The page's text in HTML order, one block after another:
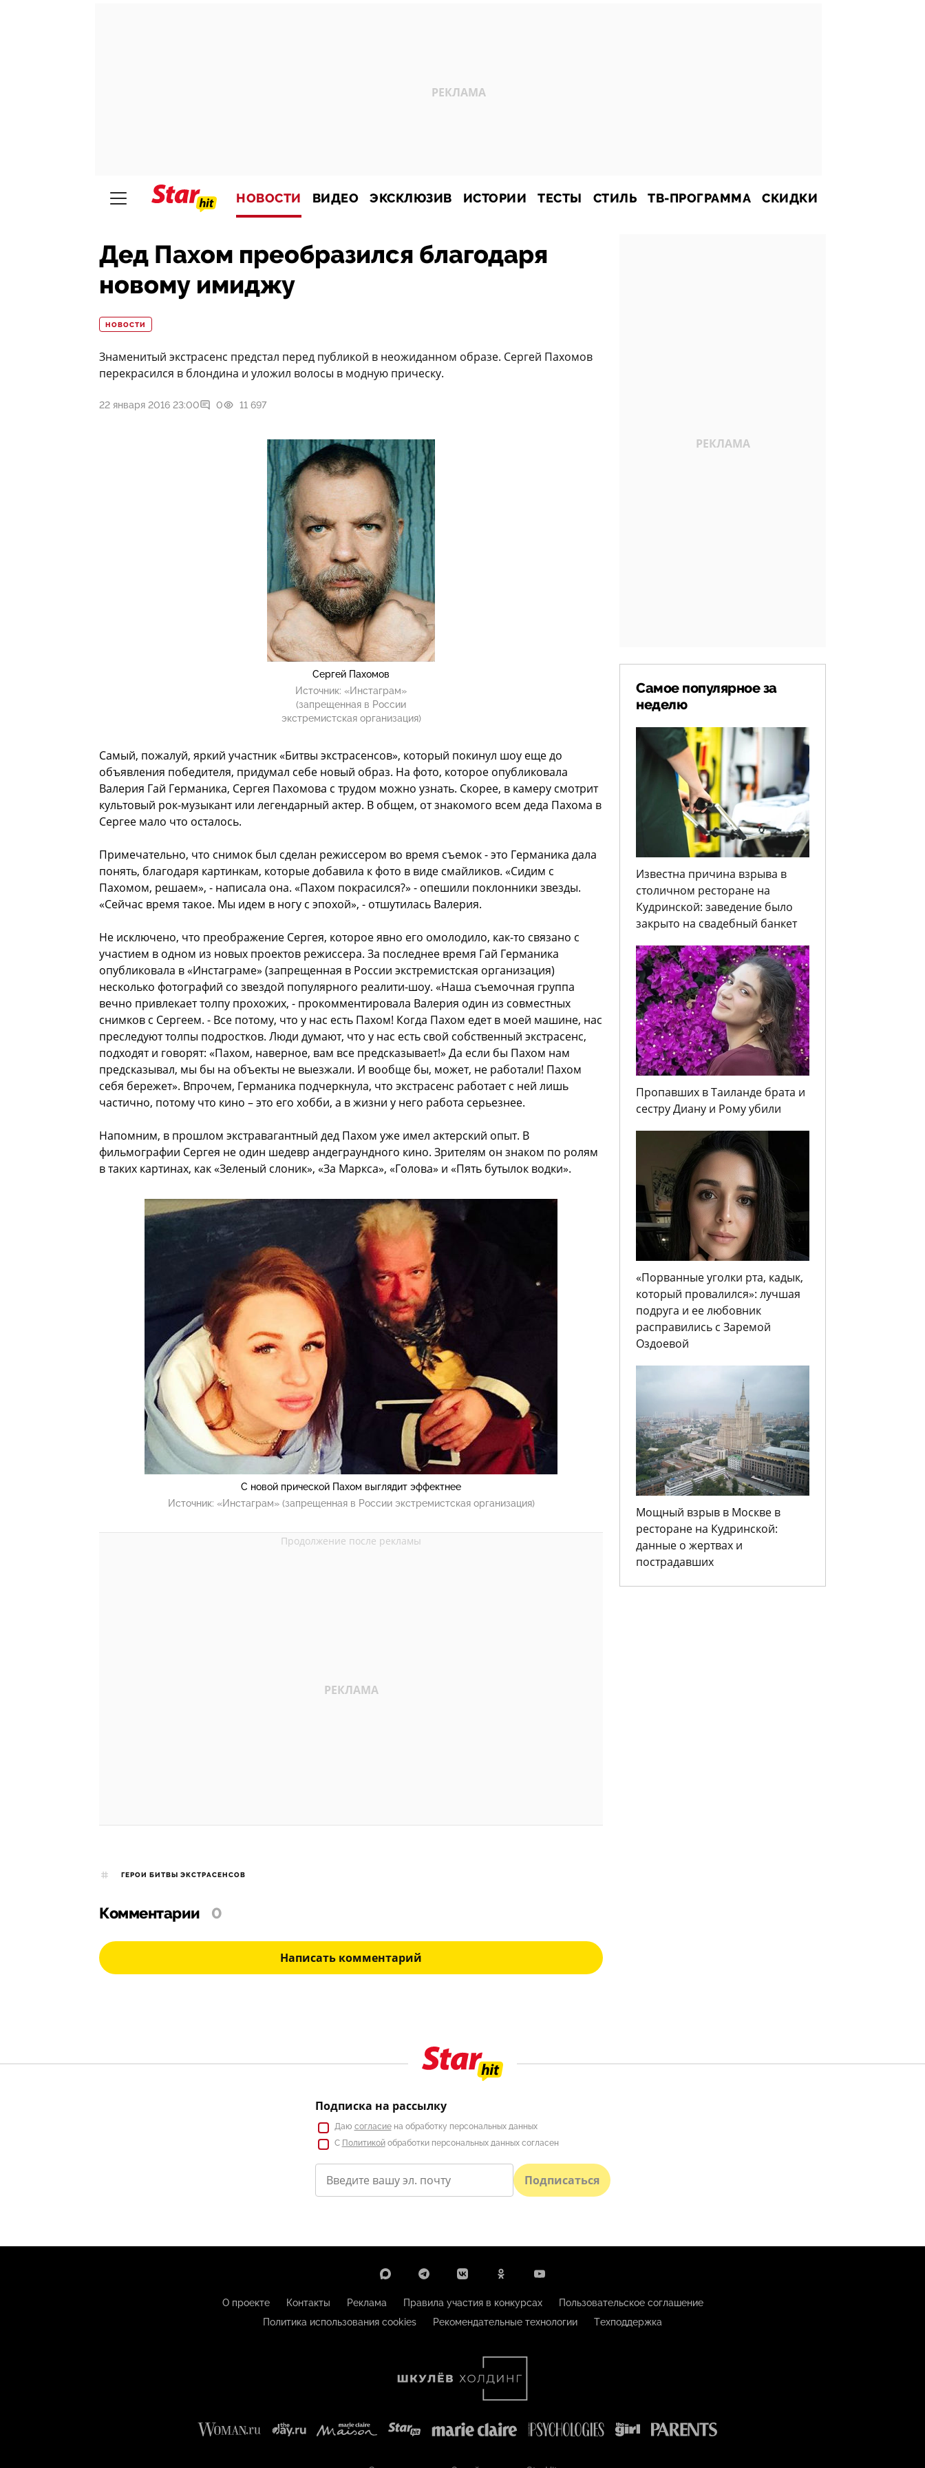
НОВОСТИ ВИДЕО ЭКСКЛЮЗИВ ИСТОРИИ ТЕСТЫ СТИЛЬ ТВ-ПРОГРАММА СКИДКИ
Дед Пахом преобразился благодаря
новому имиджу
НОВОСТИ
Знаменитый экстрасенс предстал перед публикой в неожиданном образе. Сергей Пахомов
перекрасился в блондина и уложил волосы в модную прическу.
22 января 2016 23:00 0 11 697
Сергей Пахомов
Источник: «Инстаграм»
(запрещенная в России
экстремистская организация)
Самый, пожалуй, яркий участник «Битвы экстрасенсов», который покинул шоу еще до
объявления победителя, придумал себе новый образ. На фото, которое опубликовала
Валерия Гай Германика, Сергея Пахомова с трудом можно узнать. Скорее, в камеру смотрит
культовый рок-музыкант или легендарный актер. В общем, от знакомого всем деда Пахома в
Сергее мало что осталось.
Примечательно, что снимок был сделан режиссером во время съемок - это Германика дала
понять, благодаря картинкам, которые добавила к фото в виде смайликов. «Сидим с
Пахомом, решаем», - написала она. «Пахом покрасился?» - опешили поклонники звезды.
«Сейчас время такое. Мы идем в ногу с эпохой», - отшутилась Валерия.
Не исключено, что преображение Сергея, которое явно его омолодило, как-то связано с
участием в одном из новых проектов режиссера. За последнее время Гай Германика
опубликовала в «Инстаграме» (запрещенная в России экстремистская организация)
несколько фотографий со звездой популярного реалити-шоу. «Наша съемочная группа
вечно привлекает толпу прохожих, - прокомментировала Валерия один из совместных
снимков с Сергеем. - Все потому, что у нас есть Пахом! Когда Пахом едет в моей машине, нас
преследуют толпы подростков. Люди думают, что у нас есть свой собственный экстрасенс,
подходят и говорят: «Пахом, наверное, вам все предсказывает!» Да если бы Пахом нам
предсказывал, мы бы на объекты не выезжали. И вообще бы, может, не работали! Пахом
себя бережет». Впрочем, Германика подчеркнула, что экстрасенс работает с ней лишь
частично, потому что кино – это его хобби, а в жизни у него работа серьезнее.
Напомним, в прошлом экстравагантный дед Пахом уже имел актерский опыт. В
фильмографии Сергея не один шедевр андеграундного кино. Зрителям он знаком по ролям
в таких картинах, как «Зеленый слоник», «За Маркса», «Голова» и «Пять бутылок водки».
С новой прической Пахом выглядит эффектнее
Источник: «Инстаграм» (запрещенная в России экстремистская организация)
ГЕРОИ БИТВЫ ЭКСТРАСЕНСОВ
Комментарии 0
Написать комментарий
Самое популярное за
неделю
Известна причина взрыва в
столичном ресторане на
Кудринской: заведение было
закрыто на свадебный банкет
Пропавших в Таиланде брата и
сестру Диану и Рому убили
«Порванные уголки рта, кадык,
который провалился»: лучшая
подруга и ее любовник
расправились с Заремой
Оздоевой
Мощный взрыв в Москве в
ресторане на Кудринской:
данные о жертвах и
пострадавших
Подписка на рассылку
Даю согласиена обработку персональных данных
С Политикойобработки персональных данных согласен
Подписаться
О проекте Контакты Реклама Правила участия в конкурсах
Пользовательское соглашение
Политика использования cookies
Рекомендательные технологии Техподдержка